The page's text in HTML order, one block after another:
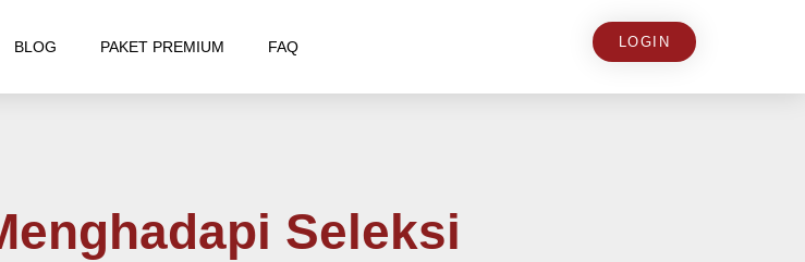
BLOG PAKET PREMIUM FAQ LOGIN
Seleksi